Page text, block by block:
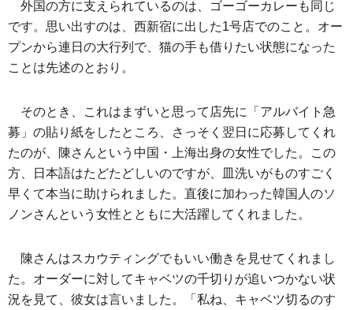
外国の方に支えられているのは、ゴーゴーカレーも同じ
です。思い出すのは、西新宿に出した1号店でのこと。オー
プンから連日の大行列で、猫の手も借りたい状態になった
ことは先述のとおり。
そのとき、これはまずいと思って店先に「アルバイト急
募」の貼り紙をしたところ、さっそく翌日に応募してくれ
たのが、陳さんという中国・上海出身の女性でした。この
方、日本語はたどたどしいのですが、皿洗いがものすごく
早くて本当に助けられました。直後に加わった韓国人のソ
ノンさんという女性とともに大活躍してくれました。
陳さんはスカウティングでもいい働きを見せてくれまし
た。オーダーに対してキャベツの千切りが追いつかない状
況を見て、彼女は言いました。「私ね、キャベツ切るのす